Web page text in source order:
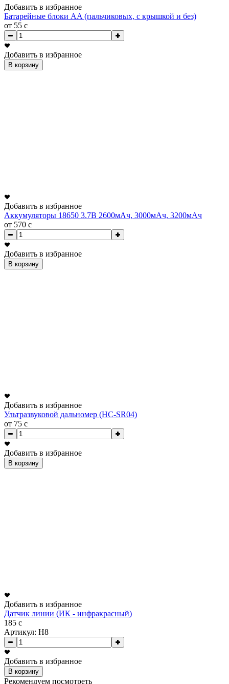
Добавить в избранное
Батарейные блоки AA (пальчиковых, с крышкой и без)
от 55 c
Добавить в избранное
В корзину
Добавить в избранное
Аккумуляторы 18650 3.7В 2600мАч, 3000мАч, 3200мАч
от 570 c
Добавить в избранное
В корзину
Добавить в избранное
Ультразвуковой дальномер (HC-SR04)
от 75 c
Добавить в избранное
В корзину
Добавить в избранное
Датчик линии (ИК - инфракрасный)
185 c
Артикул: H8
Добавить в избранное
В корзину
Рекомендуем посмотреть